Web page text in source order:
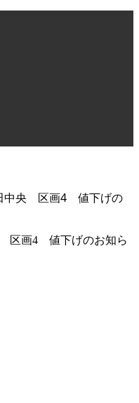
中央 区画4 値下げの
区画4 値下げのお知ら